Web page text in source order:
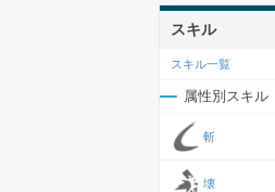
スキル
スキル一覧
属性別スキル
斬
壊